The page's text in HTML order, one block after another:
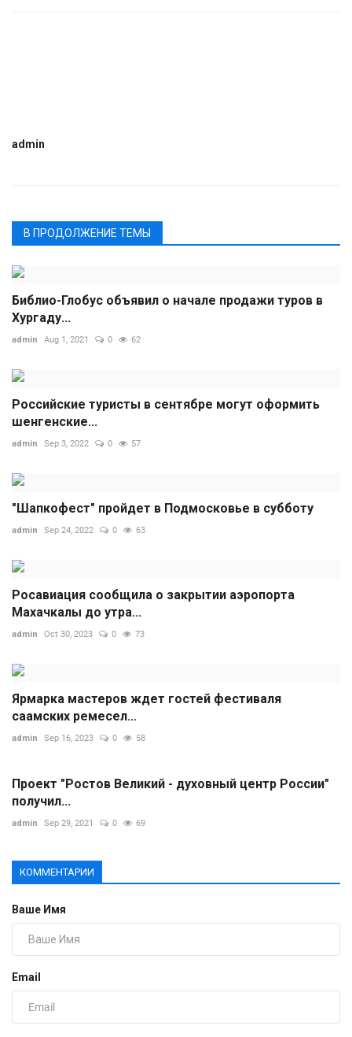
admin
В ПРОДОЛЖЕНИЕ ТЕМЫ
Библио-Глобус объявил о начале продажи туров в
Хургаду...
admin Aug 1, 2021 0 62
Российские туристы в сентябре могут оформить
шенгенские...
admin Sep 3, 2022 0 57
"Шапкофест" пройдет в Подмосковье в субботу
admin Sep 24, 2022 0 63
Росавиация сообщила о закрытии аэропорта
Махачкалы до утра...
admin Oct 30, 2023 0 73
Ярмарка мастеров ждет гостей фестиваля
саамских ремесел...
admin Sep 16, 2023 0 58
Проект "Ростов Великий - духовный центр России"
получил...
admin Sep 29, 2021 0 69
КОММЕНТАРИИ
Ваше Имя
Email